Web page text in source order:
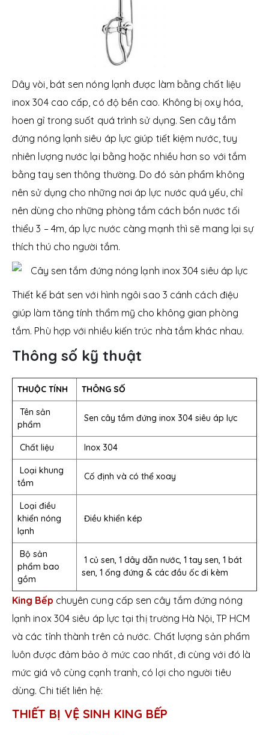
Dây vòi, bát sen nóng lạnh được làm bằng chất liệu
inox 304 cao cấp, có độ bền cao. Không bị oxy hóa,
hoen gỉ trong suốt quá trình sử dụng.Sen cây tắm
đứng nóng lạnh siêu áp lực giúp tiết kiệm nước, tuy
nhiên lượng nước lại bằng hoặc nhiều hơn so với tắm
bằng tay sen thông thường. Do đó sản phẩm không
nên sử dụng cho những nơi áp lực nước quá yếu, chỉ
nên dùng cho những phòng tắm cách bồn nước tối
thiểu 3 – 4m, áp lực nước càng mạnh thì sẽ mang lại sự
thích thú cho người tắm.
Thiết kế bát sen với hình ngôi sao 3 cánh cách điệu
giúp làm tăng tính thẩm mỹ cho không gian phòng
tắm. Phù hợp với nhiều kiến trúc nhà tắm khác nhau.
Thông số kỹ thuật
THUỘC TÍNH THÔNG SỐ
Tên sản
phẩm
Sen cây tắm đứng inox 304 siêu áp lực
Chất liệu Inox 304
Loại khung
tắm
Cố định và có thể xoay
Loại điều
khiển nóng
lạnh
Điều khiển kép
Bộ sản
phẩm bao
gồm
1 củ sen, 1 dây dẫn nước, 1 tay sen, 1 bát
sen, 1 ống đứng & các đầu ốc đi kèm
King Bếp chuyên cung cấp sen cây tắm đứng nóng
lạnh inox 304 siêu áp lực tại thị trường Hà Nội, TP HCM
và các tỉnh thành trên cả nước. Chất lượng sản phẩm
luôn được đảm bảo ở mức cao nhất, đi cùng với đó là
mức giá vô cùng cạnh tranh, có lợi cho người tiêu
dùng. Chi tiết liên hệ:
THIẾT BỊ VỆ SINH KING BẾP